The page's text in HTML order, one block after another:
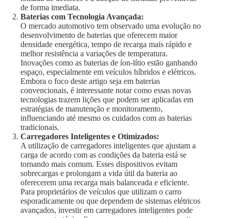
de forma imediata.
Baterias com Tecnologia Avançada:
O mercado automotivo tem observado uma evolução no
desenvolvimento de baterias que oferecem maior
densidade energética, tempo de recarga mais rápido e
melhor resistência a variações de temperatura.
Inovações como as baterias de íon-lítio estão ganhando
espaço, especialmente em veículos híbridos e elétricos.
Embora o foco deste artigo seja em baterias
convencionais, é interessante notar como essas novas
tecnologias trazem lições que podem ser aplicadas em
estratégias de manutenção e monitoramento,
influenciando até mesmo os cuidados com as baterias
tradicionais.
Carregadores Inteligentes e Otimizados:
A utilização de carregadores inteligentes que ajustam a
carga de acordo com as condições da bateria está se
tornando mais comum. Esses dispositivos evitam
sobrecargas e prolongam a vida útil da bateria ao
oferecerem uma recarga mais balanceada e eficiente.
Para proprietários de veículos que utilizam o carro
esporadicamente ou que dependem de sistemas elétricos
avançados, investir em carregadores inteligentes pode